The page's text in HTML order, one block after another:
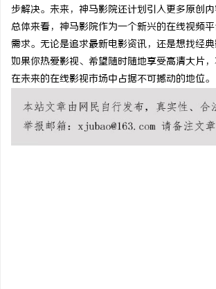
步解决。未来，神马影院还计划引入更多原创
总体来看，神马影院作为一个新兴的在线视频
需求。无论是追求最新电影资讯，还是想找经
如果你热爱影视、希望随时随地享受高清大片
在未来的在线影视市场中占据不可撼动的地位。
以
（
康